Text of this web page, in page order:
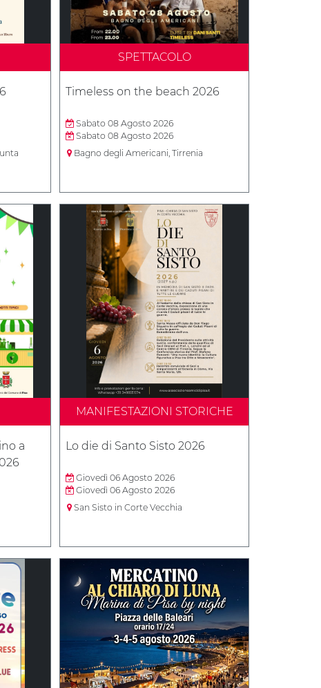
SPETTACOLO
Timeless on the beach 2026
Sabato 08 Agosto 2026
Sabato 08 Agosto 2026
Bagno degli Americani, Tirrenia
a
MANIFESTAZIONI STORICHE
Lo die di Santo Sisto 2026
Giovedì 06 Agosto 2026
Giovedì 06 Agosto 2026
San Sisto in Corte Vecchia